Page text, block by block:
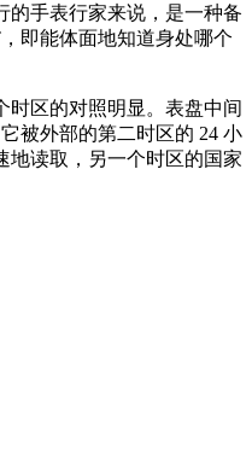
的手表行家来说，是一种备
即能体面地知道身处哪个
时区的对照明显。表盘中间
被外部的第二时区的 24 小
地读取，另一个时区的国家